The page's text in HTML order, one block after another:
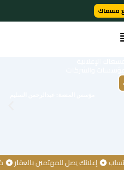
مسعاك
إعلانك يصل للمهتمين بالعقار كن